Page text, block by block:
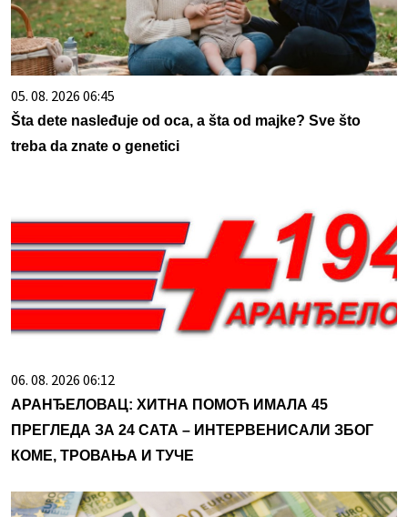
05. 08. 2026 06:45
Šta dete nasleđuje od oca, a šta od majke? Sve što
treba da znate o genetici
06. 08. 2026 06:12
АРАНЂЕЛОВАЦ: ХИТНА ПОМОЋ ИМАЛА 45
ПРЕГЛЕДА ЗА 24 САТА – ИНТЕРВЕНИСАЛИ ЗБОГ
КОМЕ, ТРОВАЊА И ТУЧЕ